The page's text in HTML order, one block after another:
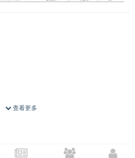
查看更多